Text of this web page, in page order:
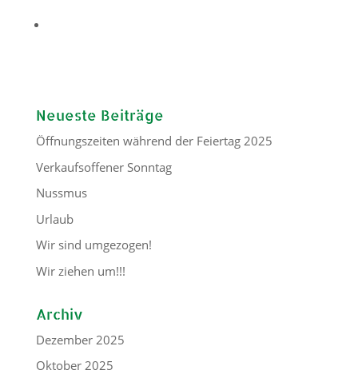
Neueste Beiträge
Öffnungszeiten während der Feiertag 2025
Verkaufsoffener Sonntag
Nussmus
Urlaub
Wir sind umgezogen!
Wir ziehen um!!!
Archiv
Dezember 2025
Oktober 2025